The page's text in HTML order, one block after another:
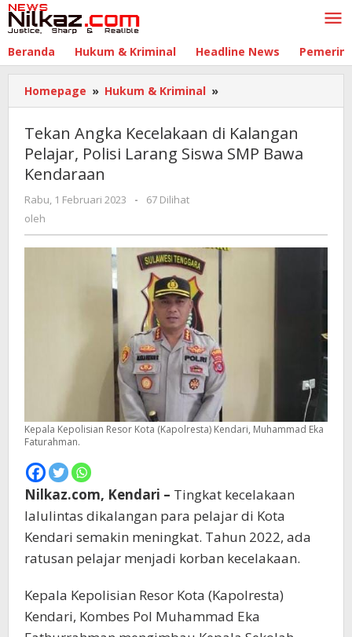
Lewati
ke
Beranda Hukum & Kriminal Headline News
Homepage » Hukum & Kriminal »
Angka
Kecelakaan
di
Kalangan
SMP
Bawa
Kendaraan
Tekan Angka Kecelakaan di Kalangan
Pelajar, Polisi Larang Siswa SMP Bawa
Kendaraan
Rabu, 1 Februari 2023 oleh
-
67 Dilihat
oleh
Kepala Kepolisian Resor Kota (Kapolresta) Kendari, Muhammad Eka
Faturahman.
Nilkaz.com, Kendari – Tingkat kecelakaan
lalulintas dikalangan para pelajar di Kota
Kendari semakin meningkat. Tahun 2022, ada
ratusan pelajar menjadi korban kecelakaan.
Kepala Kepolisian Resor Kota (Kapolresta)
Kendari, Kombes Pol Muhammad Eka